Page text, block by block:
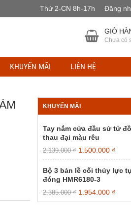
Thứ 2-CN 8h-17h Đăng
GIỎ
Chưa có
KHUYẾN MÃI LIÊN HỆ
KHUYẾN MÃI
Tay nắm cửa đầu sử tử
thau đại màu rêu
2.139.000₫ Giá
gốc
là:
2.139.000 ₫.
1.500.000 ₫
hiện
là:
Bộ 3 bản lề cối thủy lực
đóng HMR6180-3
2.385.000₫ Giá
gốc
1.954.000 ₫
hiện